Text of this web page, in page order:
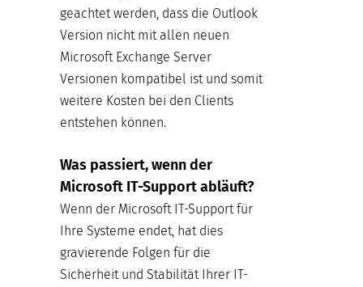
geachtet werden, dass die Outlook
Version nicht mit allen neuen
Microsoft Exchange Server
Versionen kompatibel ist und somit
weitere Kosten bei den Clients
entstehen können.
Was passiert, wenn der
Microsoft IT-Support abläuft?
Wenn der Microsoft IT-Support für
Ihre Systeme endet, hat dies
gravierende Folgen für die
Sicherheit und Stabilität Ihrer IT-